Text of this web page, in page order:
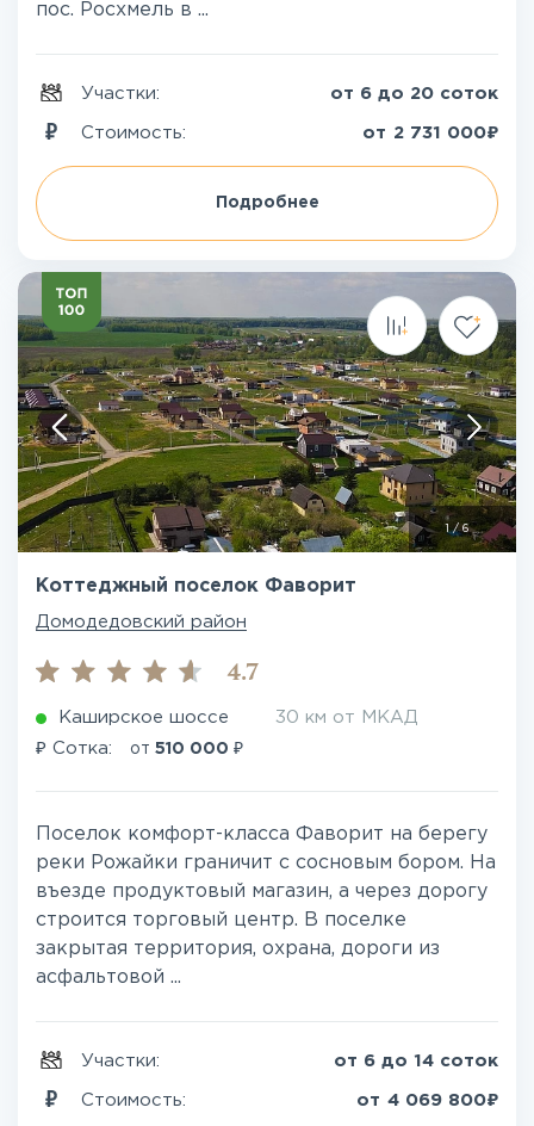
пос. Росхмель в ...
Участки: от 6 до 20 соток
Стоимость: от 2 731 000₽
Подробнее
/6
Коттеджный поселок Фаворит
Домодедовский район
4.7
Каширское шоссе 30 км от МКАД
₽ Сотка: от 510 000 ₽
Поселок комфорт-класса Фаворит на берегу
реки Рожайки граничит с сосновым бором. На
въезде продуктовый магазин, а через дорогу
строится торговый центр. В поселке
закрытая территория, охрана, дороги из
асфальтовой ...
Участки: от 6 до 14 соток
Стоимость: от 4 069 800₽